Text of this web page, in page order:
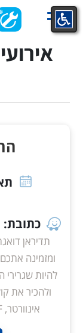
כתובת:
תדיראן
ומזמינה
להיות
ולהכיר את
אינוורטר, VRF וטכנולוגיית TADIRAN AIROW